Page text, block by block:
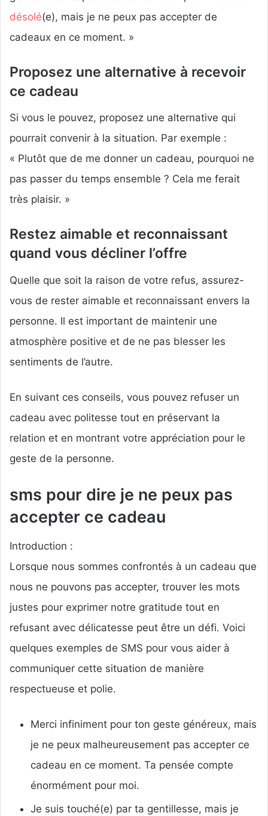
désolé(e), mais je ne peux pas accepter de
cadeaux en ce moment. »
Proposez une alternative à recevoir
ce cadeau
Si vous le pouvez, proposez une alternative qui
pourrait convenir à la situation. Par exemple :
« Plutôt que de me donner un cadeau, pourquoi ne
pas passer du temps ensemble ? Cela me ferait
très plaisir. »
Restez aimable et reconnaissant
quand vous décliner l’offre
Quelle que soit la raison de votre refus, assurez-
vous de rester aimable et reconnaissant envers la
personne. Il est important de maintenir une
atmosphère positive et de ne pas blesser les
sentiments de l’autre.
En suivant ces conseils, vous pouvez refuser un
cadeau avec politesse tout en préservant la
relation et en montrant votre appréciation pour le
geste de la personne.
sms pour dire je ne peux pas
accepter ce cadeau
Introduction :
Lorsque nous sommes confrontés à un cadeau que
nous ne pouvons pas accepter, trouver les mots
justes pour exprimer notre gratitude tout en
refusant avec délicatesse peut être un défi. Voici
quelques exemples de SMS pour vous aider à
communiquer cette situation de manière
respectueuse et polie.
Merci infiniment pour ton geste généreux, mais
je ne peux malheureusement pas accepter ce
cadeau en ce moment. Ta pensée compte
énormément pour moi.
Je suis touché(e) par ta gentillesse, mais je